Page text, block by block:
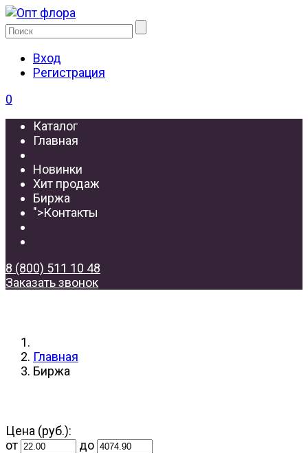
Вход
Регистрация
0
Каталог
Главная
Новинки
Хит продаж
Биржа
">Контакты
8 (800) 511 10 48
Заказать звонок
Главная
Биржа
Цена (руб.):
от
до